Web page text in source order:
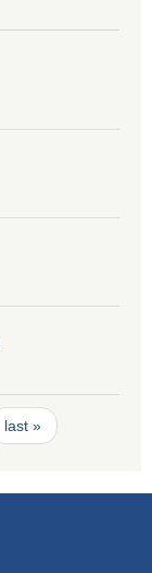
last »